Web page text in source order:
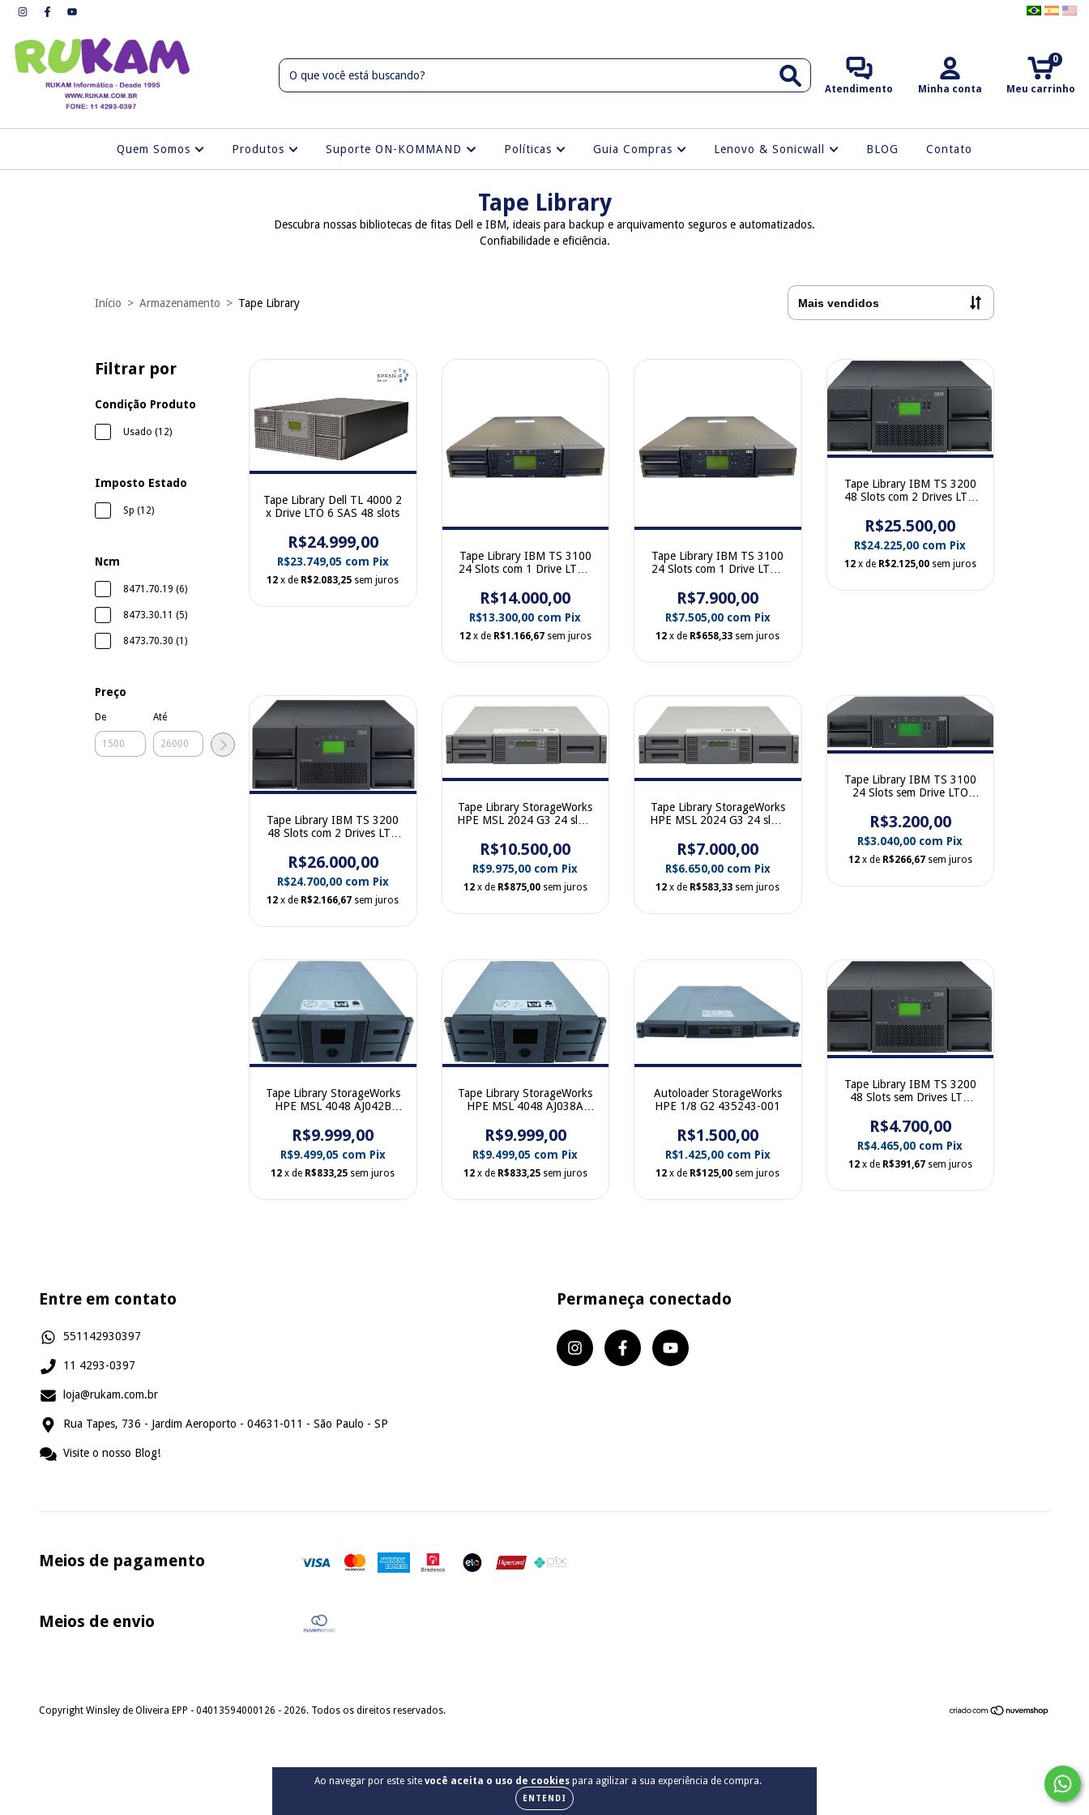
Atendimento Minha conta Meu carrinho
0
Quem Somos Produtos Suporte ON-KOMMAND Políticas Guia Compras Lenovo & Sonicwall BLOG Contato
Ao navegar por este site você aceita o uso de cookies para agilizar a sua experiência de compra.
ENTENDI
Tape Library
Descubra nossas bibliotecas de fitas Dell e IBM, ideais para backup e arquivamento seguros e automatizados.
Confiabilidade e eficiência.
Início > Armazenamento > Tape Library
Filtrar por
Condição Produto
Usado (12)
Imposto Estado
Sp (12)
Ncm
8471.70.19 (6)
8473.30.11 (5)
8473.70.30 (1)
Preço
De Até
Tape Library Dell TL 4000 2
x Drive LTO 6 SAS 48 slots
R$24.999,00
R$23.749,05 com Pix
12 x de R$2.083,25 sem juros
Tape Library IBM TS 3100
24 Slots com 1 Drive LTO6
R$14.000,00
R$13.300,00 com Pix
12 x de R$1.166,67 sem juros
Tape Library IBM TS 3100
24 Slots com 1 Drive LTO5
R$7.900,00
R$7.505,00 com Pix
12 x de R$658,33 sem juros
Tape Library IBM TS 3200
48 Slots com 2 Drives LTO
R$25.500,00
R$24.225,00 com Pix
12 x de R$2.125,00 sem juros
Tape Library IBM TS 3200
48 Slots com 2 Drives LTO
R$26.000,00
R$24.700,00 com Pix
12 x de R$2.166,67 sem juros
Tape Library StorageWorks
HPE MSL 2024 G3 24 slots
407351-001
R$10.500,00
R$9.975,00 com Pix
12 x de R$875,00 sem juros
Tape Library StorageWorks
HPE MSL 2024 G3 24 slots
drives
R$7.000,00
R$6.650,00 com Pix
12 x de R$583,33 sem juros
Tape Library IBM TS 3100
24 Slots sem Drive LTO
R$3.200,00
R$3.040,00 com Pix
12 x de R$266,67 sem juros
Tape Library StorageWorks
HPE MSL 4048 AJ042B
R$9.999,00
R$9.499,05 com Pix
12 x de R$833,25 sem juros
Tape Library StorageWorks
HPE MSL 4048 AJ038A
R$9.999,00
R$9.499,05 com Pix
12 x de R$833,25 sem juros
Autoloader StorageWorks
HPE 1/8 G2 435243-001
R$1.500,00
R$1.425,00 com Pix
12 x de R$125,00 sem juros
Tape Library IBM TS 3200
48 Slots sem Drives LTO
R$4.700,00
R$4.465,00 com Pix
12 x de R$391,67 sem juros
Entre em contato
551142930397
11 4293-0397
loja@rukam.com.br
Rua Tapes, 736 - Jardim Aeroporto - 04631-011 - São Paulo - SP
Visite o nosso Blog!
Permaneça conectado
Meios de pagamento
Meios de envio
Copyright Winsley de Oliveira EPP - 04013594000126 - 2026. Todos os direitos reservados.